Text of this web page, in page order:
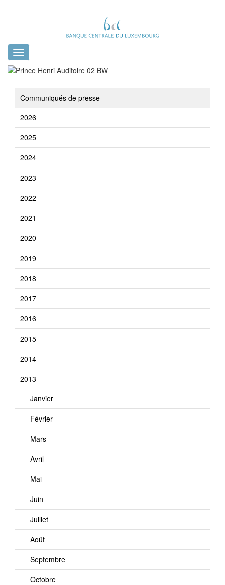
Toggle
navigation
Communiqués de presse
2026
2025
2024
2023
2022
2021
2020
2019
2018
2017
2016
2015
2014
2013
Janvier
Février
Mars
Avril
Mai
Juin
Juillet
Août
Septembre
Octobre